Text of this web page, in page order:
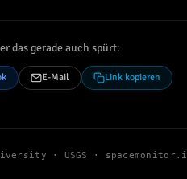
das gerade auch spürt:
E-Mail Link kopieren
· USGS ·